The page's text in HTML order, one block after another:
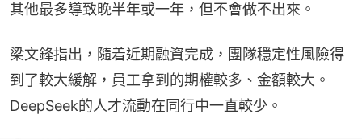
其他最多導致晚半年或一年，但不會做不出來。
梁文鋒指出，隨着近期融資完成，團隊穩定性風險得
到了較大緩解，員工拿到的期權較多、金額較大。
DeepSeek的人才流動在同行中一直較少。